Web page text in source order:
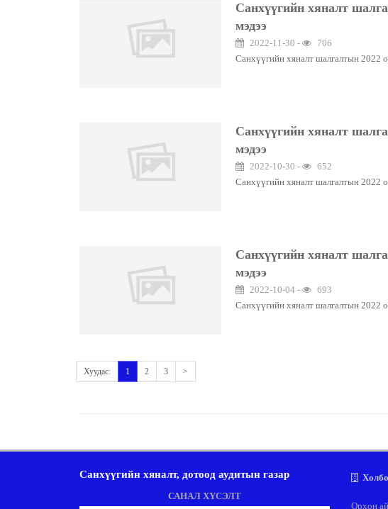
Санхүүгийн хяналт
мэдээ
2022-11-30 -
706
Санхүүгийн хяналт шалгалтын 2022
Санхүүгийн хяналт
мэдээ
2022-10-30 -
652
Санхүүгийн хяналт шалгалтын 2022
Санхүүгийн хяналт
мэдээ
2022-10-04 -
693
Санхүүгийн хяналт шалгалтын 2022
Хуудас: 1 2 3 >
Санхүүгийн хяналт, дотоод аудитын газар
САНАЛ ХҮСЭЛТ
Орхон